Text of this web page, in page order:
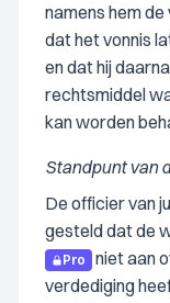
namens hem
dat het vonnis
en dat hij
rechtsmiddel
kan worden
Standpunt van
De officier van
gesteld dat de
Pro
niet aan
verdediging